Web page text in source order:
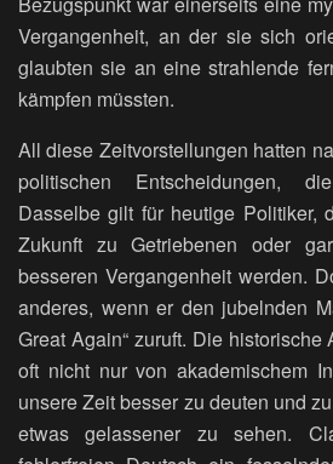
Vergangenheit, an der sie sich
glaubten sie an eine strahlende
kämpfen müssten.
All diese Zeitvorstellungen hatten
politischen Entscheidungen,
Dasselbe gilt für heutige Politiker,
Zukunft zu Getriebenen oder
besseren Vergangenheit werden.
anderes, wenn er den jubelnden
Great Again“ zuruft. Die
oft nicht nur von akademischem
unsere Zeit besser zu deuten und
etwas gelassener zu sehen.